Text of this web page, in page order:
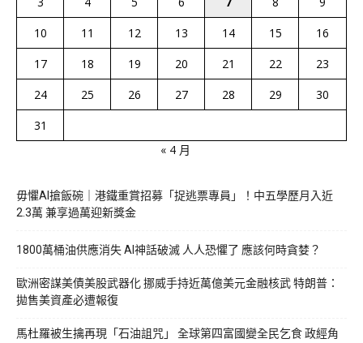
10
11 12 13 14 15
16
17
18 19 20 21 22
23
24
25 26 27 28 29
30
31
« 4 月
毋懼AI搶飯碗｜港鐵重賞招募「捉逃票專員」！中五學歷月入近
2.3萬 兼享過萬迎新獎金
1800萬桶油供應消失 AI神話破滅 人人恐懼了 應該何時貪婪？
歐洲密謀美債美股武器化 挪威手持近萬億美元金融核武 特朗普：
拋售美資產必遭報復
馬杜羅被生擒再現「石油詛咒」 全球第四富國變全民乞食 政經角